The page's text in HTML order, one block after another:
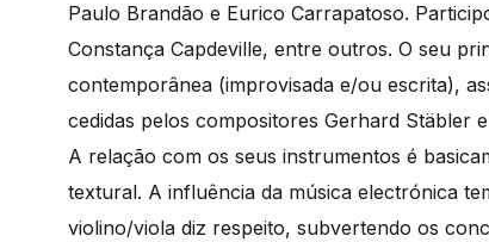
Paulo Brandão e Eurico Carrapatoso.
Constança Capdeville, entre outros. O seu
contemporânea (improvisada e/ou escrita),
cedidas pelos compositores Gerhard Stäbler
A relação com os seus instrumentos é
textural. A influência da música electrónica
violino/viola diz respeito, subvertendo os